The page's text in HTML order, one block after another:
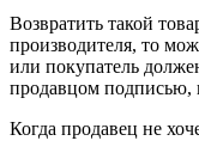
Возвратить такой
производителя, то
или покупатель
продавцом подписью,
Когда продавец не